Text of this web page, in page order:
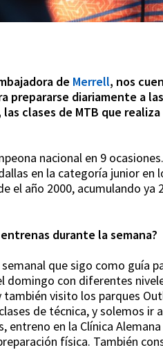
de Merrell, nos
prepararse diariamente a las
clases de MTB que
nacional en 9 ocasiones.
en la categoría junior en
el año 2000, acumulando ya
durante la semana?
que sigo como guía
domingo con diferentes
también visito los parques
de técnica, y solemos ir
entreno en la Clínica Alemana
física. También